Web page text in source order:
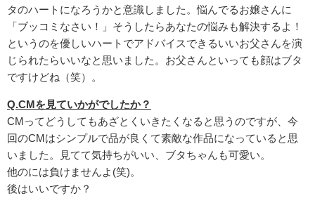
タのハートになろうかと意識しました。悩んでるお嬢さんに
「ブッコミなさい！」そうしたらあなたの悩みも解決するよ！
というのを優しいハートでアドバイスできるいいお父さんを演
じられたらいいなと思いました。お父さんといっても顔はブタ
ですけどね（笑）。
Q.CMを見ていかがでしたか？
CMってどうしてもあざとくいきたくなると思うのですが、今
回のCMはシンプルで品が良くて素敵な作品になっていると思
いました。見てて気持ちがいい、ブタちゃんも可愛い。
他のには負けませんよ(笑)。
後はいいですか？